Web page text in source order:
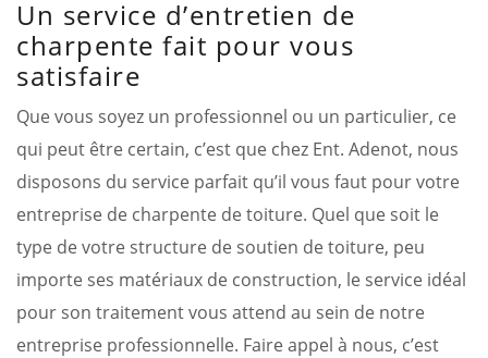
Un service d’entretien de
charpente fait pour vous
satisfaire
Que vous soyez un professionnel ou un particulier, ce
qui peut être certain, c’est que chez Ent. Adenot, nous
disposons du service parfait qu’il vous faut pour votre
entreprise de charpente de toiture. Quel que soit le
type de votre structure de soutien de toiture, peu
importe ses matériaux de construction, le service idéal
pour son traitement vous attend au sein de notre
entreprise professionnelle. Faire appel à nous, c’est